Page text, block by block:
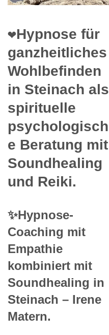
❤️Hypnose für
ganzheitliches
Wohlbefinden
in Steinach als
spirituelle
psychologisch
e Beratung mit
Soundhealing
und Reiki.
✨Hypnose-
Coaching mit
Empathie
kombiniert mit
Soundhealing in
Steinach – Irene
Matern.